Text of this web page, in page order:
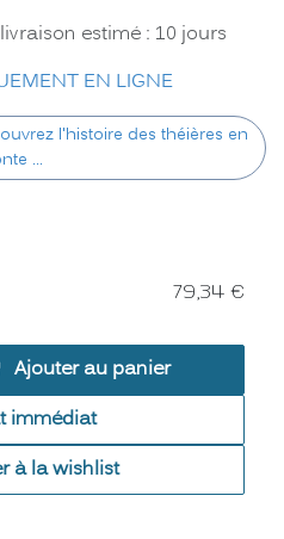
estimé : 10 jours
EN LIGNE
l'histoire des théières en
...
Ajouter au panier
immédiat
à la wishlist
79,34 €